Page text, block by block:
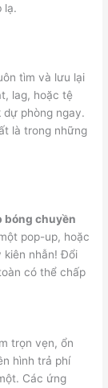
lạ.
tìm và lưu lại
lag, hoặc tệ
dự phòng ngay.
là trong những
bóng chuyền
pop-up, hoặc
kiên nhẫn! Đổi
có thể chấp
trọn vẹn, ổn
hình trả phí
Các ứng